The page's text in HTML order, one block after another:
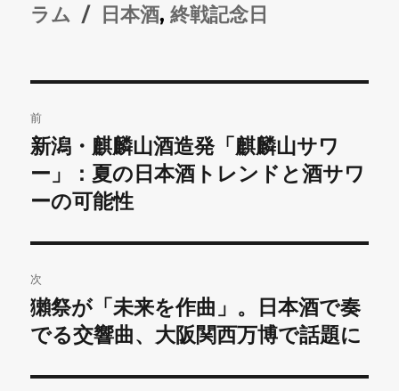
稿
稿
リ
ラム
タ
日本酒,終戦記念日
稿
ナ
ビ
ゲ
ー
シ
前
前
の
投
新潟・麒麟山酒造発「麒麟山サワ
ー」：夏の日本酒トレンドと酒サワ
ーの可能性
次
次
の
稿:
獺祭が「未来を作曲」。日本酒で奏
でる交響曲、大阪関西万博で話題に